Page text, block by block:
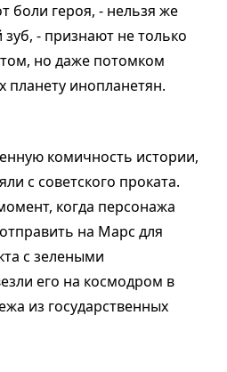
боли героя, - нельзя же
- признают не только
но даже потомком
планету инопланетян.
комичность истории,
с советского проката.
когда персонажа
на Марс для
с зелеными
его на космодром в
из государственных